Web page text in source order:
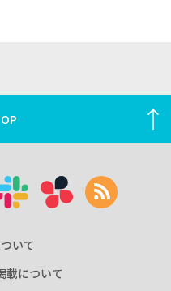
いて
載について